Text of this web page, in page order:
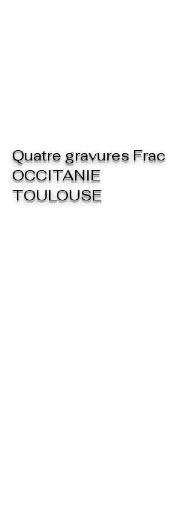
Quatre gravures Frac
OCCITANIE
TOULOUSE